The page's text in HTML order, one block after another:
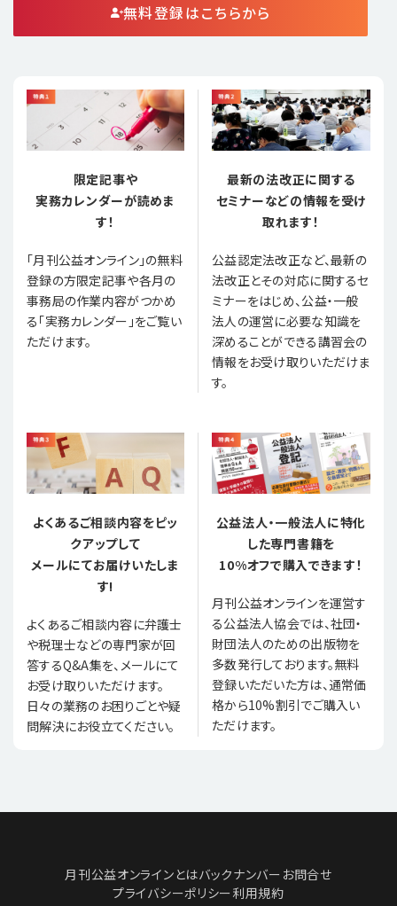
無料登録はこちらから
限定記事や
実務カレンダーが読めま
す！
「月刊公益オンライン」の無料
登録の方限定記事や各月の
事務局の作業内容がつかめ
る「実務カレンダー」をご覧い
ただけます。
最新の法改正に関する
セミナーなどの情報を受け
取れます！
公益認定法改正など、最新の
法改正とその対応に関するセ
ミナーをはじめ、公益・一般
法人の運営に必要な知識を
深めることができる講習会の
情報をお受け取りいただけま
す。
よくあるご相談内容をピッ
クアップして
メールにてお届けいたしま
す!
よくあるご相談内容に弁護士
や税理士などの専門家が回
答するQ&A集を、メールにて
お受け取りいただけます。
日々の業務のお困りごとや疑
問解決にお役立てください。
公益法人・一般法人に特化
した専門書籍を
10%オフで購入できます！
月刊公益オンラインを運営す
る公益法人協会では、社団・
財団法人のための出版物を
多数発行しております。無料
登録いただいた方は、通常価
格から10%割引でご購入い
ただけます。
月刊公益オンラインとはバックナンバー お問合せ
プライバシーポリシー利用規約